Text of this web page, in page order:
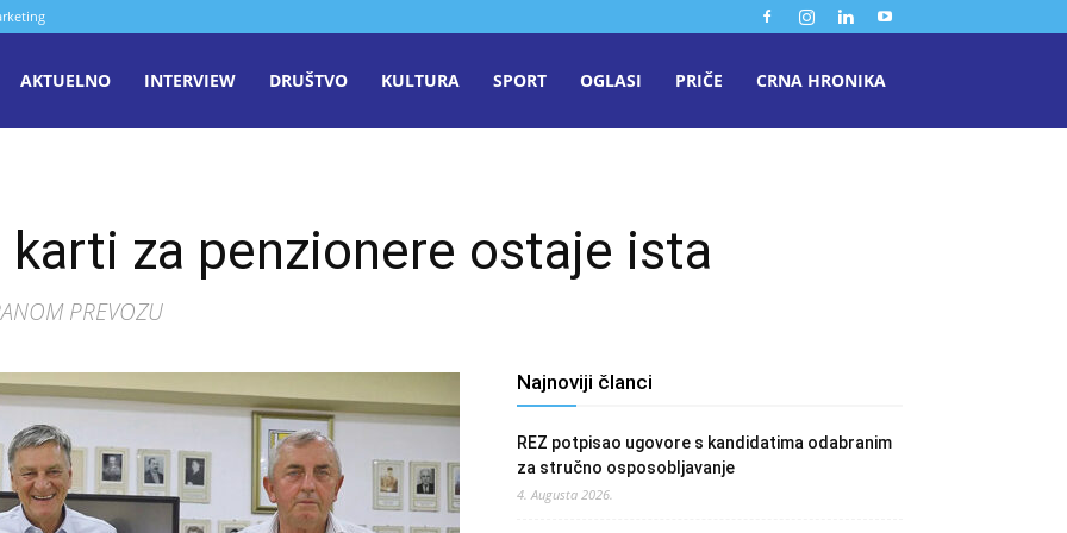
AKTUELNO INTERVIEW DRUŠTVO KULTURA SPORT OGLASI PRIČE CRNA HRONIKA
za penzionere ostaje ista
PREVOZU
Najnoviji članci
REZ potpisao ugovore s kandidatima odabranim
za stručno osposobljavanje
4. Augusta 2026.